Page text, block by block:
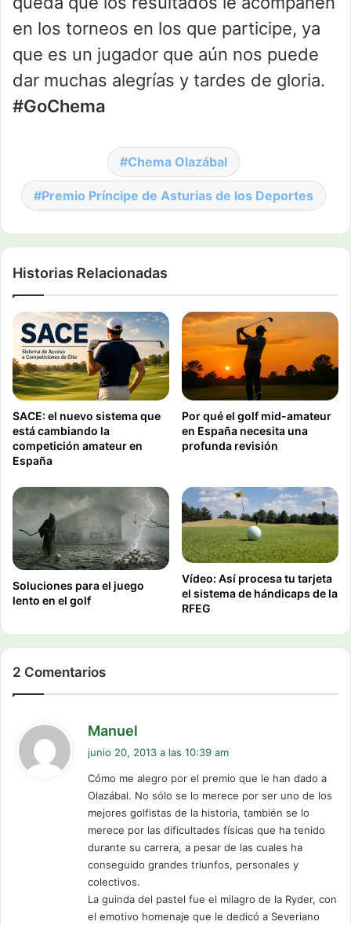
en los torneos en los que participe, ya
que es un jugador que aún nos puede
dar muchas alegrías y tardes de gloria.
#GoChema
Chema Olazábal
Premio Príncipe de Asturias de los Deportes
Historias Relacionadas
SACE: el nuevo sistema que
está cambiando la
competición amateur en
España
Por qué el golf mid-amateur
en España necesita una
profunda revisión
Soluciones para el juego
lento en el golf
Vídeo: Así procesa tu tarjeta
el sistema de hándicaps de la
RFEG
2 Comentarios
Manuel
e
:
junio 20, 2013 a las 10:39 am
Cómo me alegro por el premio que le han dado a
Olazábal. No sólo se lo merece por ser uno de los
mejores golfistas de la historia, también se lo
merece por las dificultades físicas que ha tenido
durante su carrera, a pesar de las cuales ha
conseguido grandes triunfos, personales y
colectivos.
La guinda del pastel fue el milagro de la Ryder, con
el emotivo homenaje que le dedicó a Severiano